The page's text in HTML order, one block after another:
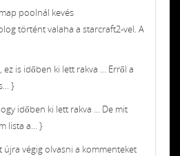
poolnál kevés
történt valaha a starcraft2-vel. A
ez is időben ki lett rakva ... Erről a
}
időben ki lett rakva ... De mit
lista a... }
újra végig olvasni a kommenteket